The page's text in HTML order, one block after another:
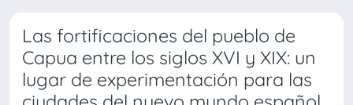
Las fortificaciones del pueblo de
Capua entre los siglos XVI y XIX: un
lugar de experimentación para las